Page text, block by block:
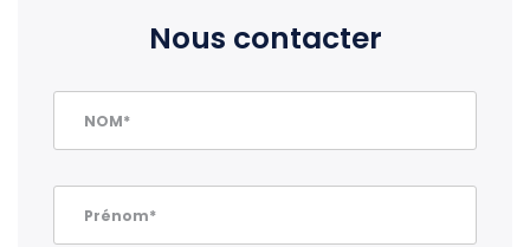
Nous contacter
NOM*
Prénom*